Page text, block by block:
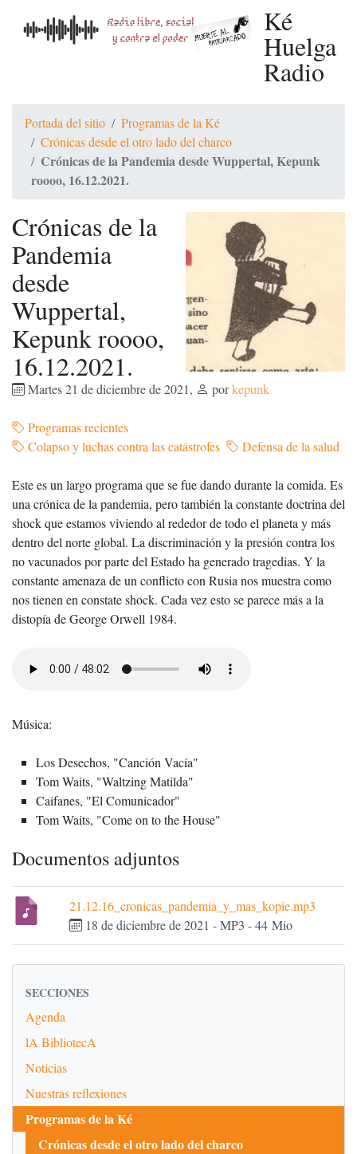
Ké
Huelga
Radio
Portada del sitio
Programas de la Ké
Crónicas desde el otro lado del charco
Crónicas de la Pandemia desde Wuppertal, Kepunk
roooo, 16.12.2021.
Crónicas de la
Pandemia
desde
Wuppertal,
Kepunk roooo,
16.12.2021.
Martes 21 de diciembre de 2021, porkepunk
Programas recientes
Colapso y luchas contra las catástrofes
Defensa de la salud
Este es un largo programa que se fue dando durante la comida. Es
una crónica de la pandemia, pero también la constante doctrina del
shock que estamos viviendo al rededor de todo el planeta y más
dentro del norte global. La discriminación y la presión contra los
no vacunados por parte del Estado ha generado tragedias. Y la
constante amenaza de un conflicto con Rusia nos muestra como
nos tienen en constate shock. Cada vez esto se parece más a la
distopía de George Orwell 1984.
Música:
Los Desechos, "Canción Vacía"
Tom Waits, "Waltzing Matilda"
Caifanes, "El Comunicador"
Tom Waits, "Come on to the House"
Documentos adjuntos
21.12.16_cronicas_pandemia_y_mas_kopie.mp3
18 de diciembre de 2021 -MP3 -44 Mio
SECCIONES
Agenda
lA BibliotecA
Noticias
Nuestras reflexiones
Programas de la Ké
Crónicas desde el otro lado del charco